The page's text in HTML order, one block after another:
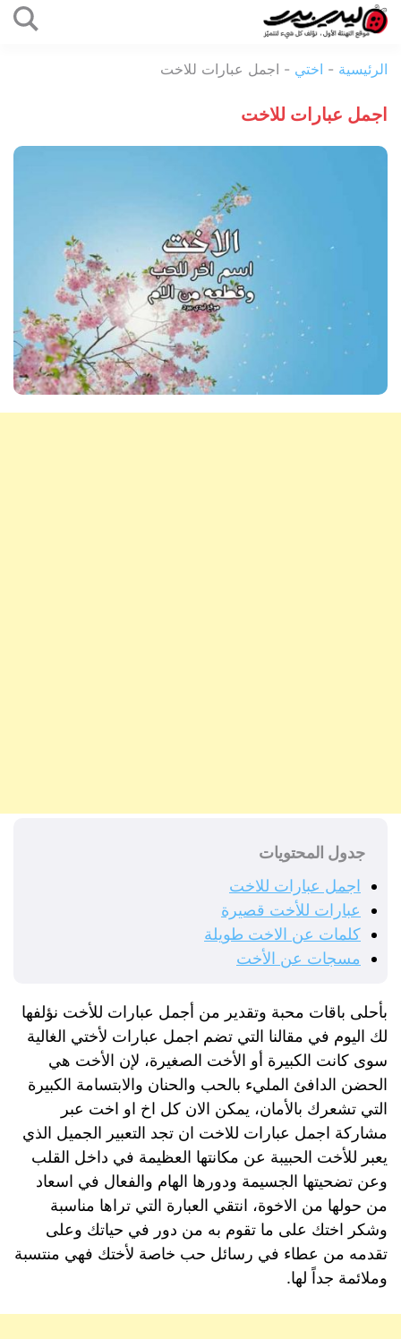
المحتوى
بيرد
الرئيسية - اختي - اجمل عبارات للاخت
اجمل عبارات للاخت
جدول المحتويات
اجمل عبارات للاخت
عبارات للأخت قصيرة
كلمات عن الاخت طويلة
مسجات عن الأخت
بأحلى باقات محبة وتقدير من أجمل عبارات للأخت نؤلفها
لك اليوم في مقالنا التي تضم اجمل عبارات لأختي الغالية
سوى كانت الكبيرة أو الأخت الصغيرة، لإن الأخت هي
الحضن الدافئ المليء بالحب والحنان والابتسامة الكبيرة
التي تشعرك بالأمان، يمكن الان كل اخ او اخت عبر
مشاركة اجمل عبارات للاخت ان تجد التعبير الجميل الذي
يعبر للأخت الحبيبة عن مكانتها العظيمة في داخل القلب
وعن تضحيتها الجسيمة ودورها الهام والفعال في اسعاد
من حولها من الاخوة، انتقي العبارة التي تراها مناسبة
وشكر اختك على ما تقوم به من دور في حياتك وعلى
تقدمه من عطاء في رسائل حب خاصة لأختك فهي منتسبة
وملائمة جداً لها.